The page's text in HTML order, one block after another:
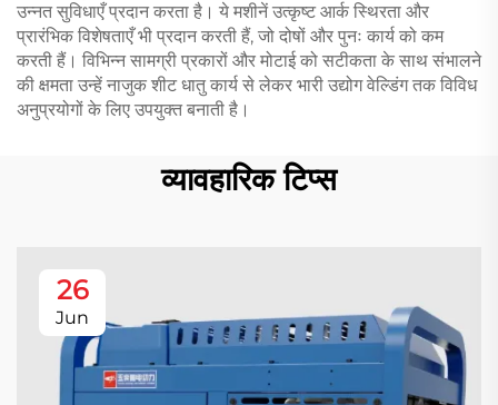
उन्नत सुविधाएँ प्रदान करता है। ये मशीनें उत्कृष्ट आर्क स्थिरता और
प्रारंभिक विशेषताएँ भी प्रदान करती हैं, जो दोषों और पुनः कार्य को कम
करती हैं। विभिन्न सामग्री प्रकारों और मोटाई को सटीकता के साथ संभालने
की क्षमता उन्हें नाजुक शीट धातु कार्य से लेकर भारी उद्योग वेल्डिंग तक विविध
अनुप्रयोगों के लिए उपयुक्त बनाती है।
व्यावहारिक टिप्स
26
Jun